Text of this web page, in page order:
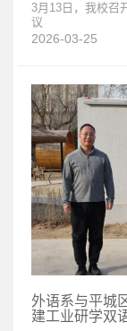
3月13日，我校召
议
2026-03-25
外语系与平城
建工业研学双